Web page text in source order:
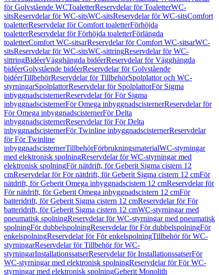
för Golvstående WCToaletterReservdelar för ToaletterWC-
sitsReservdelar för WC-sitsWC-sitsReservdelar för WC-sitsComfort
toaletterReservdelar för Comfort toaletterFörhöjda
toaletterReservdelar för Förhöjda toaletterFörlängda
toaletterComfort WC-sitsarReservdelar för Comfort WC-sitsarWC-
sitsReservdelar för WC-sitsWC-sittringReservdelar för WC-
sittringBidéerVägghängda bidéerReservdelar för Vägghängda
bidéerGolvstående bidéerReservdelar för Golvstående
bidéerTillbehörReservdelar för TillbehörSpolplattor och WC-
styrningarSpolplattorReservdelar för SpolplattorFör Sigma
inbyggnadscisternerReservdelar för För Sigma
inbyggnadscisternerFör Omega inbyggnadscisternerReservdelar för
För Omega inbyggnadscisternerFör Delta
inbyggnadscisternerReservdelar för För Delta
inbyggnadscisternerFör Twinline inbyggnadscisternerReservdelar
för För Twinline
inbyggnadscisternerTillbehörFörbrukningsmaterialWC-styrningar
med elektronisk spolningReservdelar för WC-styrningar med
elektronisk spolningFör nätdrift, för Geberit Sigma cistern 12
cmReservdelar för För nätdrift, för Geberit Sigma cistern 12 cmFör
nätdrift, för Geberit Omega inbyggnadscistern 12 cmReservdelar för
För nätdrift, för Geberit Omega inbyggnadscistern 12 cmFör
batteridrift, för Geberit Sigma cistern 12 cmReservdelar för För
batteridrift, för Geberit Sigma cistern 12 cmWC-styrningar med
pneumatisk spolningReservdelar för WC-styrningar med pneumatisk
spolningFör dubbelspolningReservdelar för För dubbelspolningFör
enkelspolningReservdelar för För enkelspolningTillbehör för WC-
styrningarReservdelar för Tillbehör för WC-
styrningarInstallationssatserReservdelar för InstallationssatserFör
WC-styrningar med elektronisk spolningReservdelar för För WC-
styrningar med elektronisk spolningGeberit Monolith